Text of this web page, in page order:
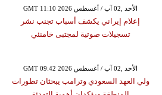
GMT 11:10 2026 الأحد ,02 آب / أغسطس
إعلام إيراني يكشف أسباب تجنب نشر
تسجيلات صوتية لمجتبى خامنئي
GMT 09:42 2026 الأحد ,02 آب / أغسطس
ولي العهد السعودي وترامب يبحثان تطورات